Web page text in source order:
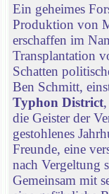
Ein geheimes
Produktion von
erschaffen im
Transplantation
Schatten
Ben Schmitt,
Typhon District
die Geister der
gestohlenes
Freunde, eine
nach Vergeltung
Gemeinsam mit